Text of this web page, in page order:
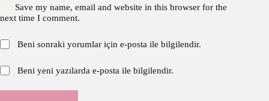
Save my name, email and website in this browser for the
next time I comment.
Beni sonraki yorumlar için e-posta ile bilgilendir.
Beni yeni yazılarda e-posta ile bilgilendir.